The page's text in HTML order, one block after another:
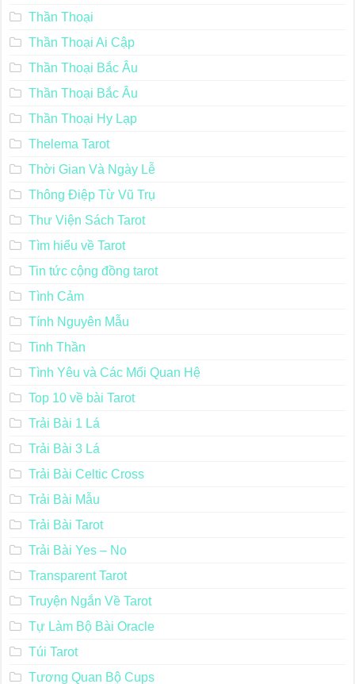
Thần Thoại
Thần Thoại Ai Cập
Thần Thoại Bắc Âu
Thần Thoại Bắc Âu
Thần Thoại Hy Lạp
Thelema Tarot
Thời Gian Và Ngày Lễ
Thông Điệp Từ Vũ Trụ
Thư Viện Sách Tarot
Tìm hiểu về Tarot
Tin tức cộng đồng tarot
Tình Cảm
Tính Nguyên Mẫu
Tinh Thần
Tình Yêu và Các Mối Quan Hệ
Top 10 về bài Tarot
Trải Bài 1 Lá
Trải Bài 3 Lá
Trải Bài Celtic Cross
Trải Bài Mẫu
Trải Bài Tarot
Trải Bài Yes – No
Transparent Tarot
Truyện Ngắn Về Tarot
Tự Làm Bộ Bài Oracle
Túi Tarot
Tương Quan Bộ Cups